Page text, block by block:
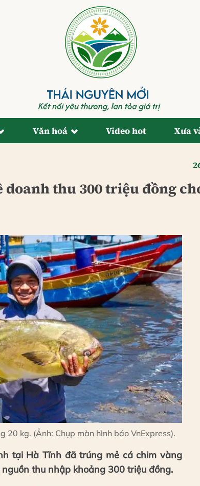
Văn hoá Video hot Xưa
thu 300 triệu đồng
20 kg. (Ảnh: Chụp màn hình báo VnExpress).
tại Hà Tĩnh đã trúng mẻ cá chim vàng
thu nhập khoảng 300 triệu đồng.